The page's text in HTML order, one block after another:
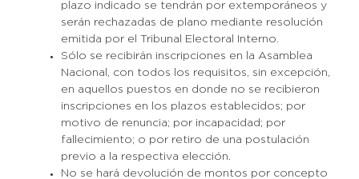
plazo indicado se tendrán por extemporáneos y
serán rechazadas de plano mediante resolución
emitida por el Tribunal Electoral Interno.
Sólo se recibirán inscripciones en la Asamblea
Nacional, con todos los requisitos, sin excepción,
en aquellos puestos en donde no se recibieron
inscripciones en los plazos establecidos; por
motivo de renuncia; por incapacidad; por
fallecimiento; o por retiro de una postulación
previo a la respectiva elección.
No se hará devolución de montos por concepto